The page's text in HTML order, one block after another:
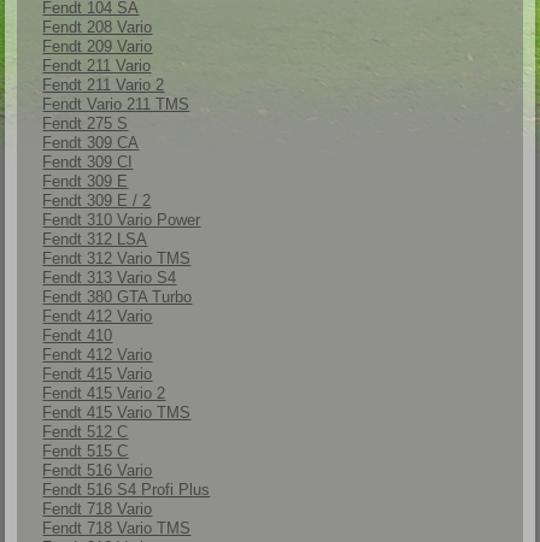
Fendt 104 SA
Fendt 208 Vario
Fendt 209 Vario
Fendt 211 Vario
Fendt 211 Vario 2
Fendt Vario 211 TMS
Fendt 275 S
Fendt 309 CA
Fendt 309 CI
Fendt 309 E
Fendt 309 E / 2
Fendt 310 Vario Power
Fendt 312 LSA
Fendt 312 Vario TMS
Fendt 313 Vario S4
Fendt 380 GTA Turbo
Fendt 412 Vario
Fendt 410
Fendt 412 Vario
Fendt 415 Vario
Fendt 415 Vario 2
Fendt 415 Vario TMS
Fendt 512 C
Fendt 515 C
Fendt 516 Vario
Fendt 516 S4 Profi Plus
Fendt 718 Vario
Fendt 718 Vario TMS